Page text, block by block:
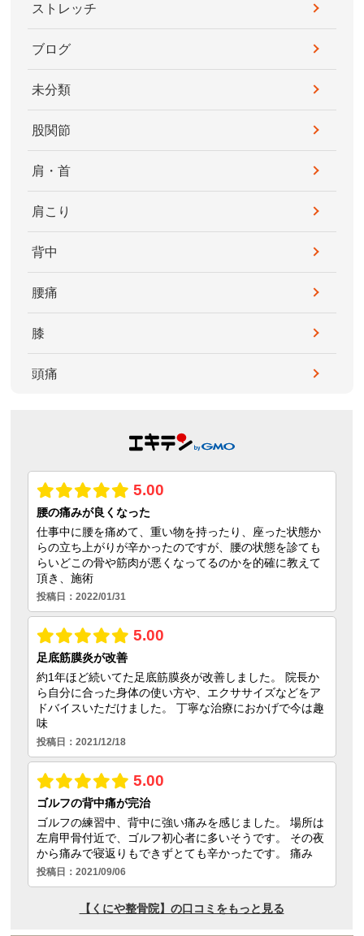
ストレッチ
ブログ
未分類
股関節
肩・首
肩こり
背中
腰痛
膝
頭痛